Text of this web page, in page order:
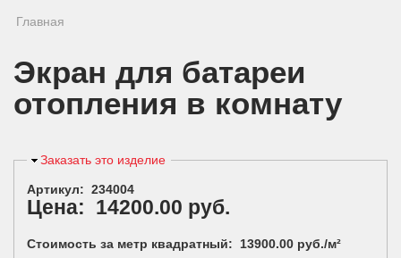
Вы здесь
Главная
Экран для батареи
отопления в комнату
Скрыть
Заказать это изделие
Артикул: 234004
Цена: 14200.00 руб.
Стоимость за метр квадратный: 13900.00 руб./м²